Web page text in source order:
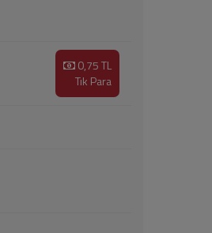
0,75 TL
Tık Para